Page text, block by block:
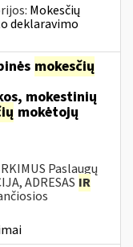
Mokesčių
deklaravimo
mokesčių
mokestinių
mokėtojų
Paslaugų
ADRESAS IR